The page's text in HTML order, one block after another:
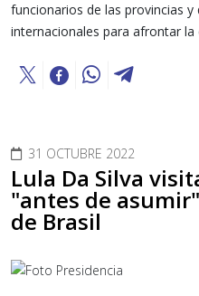
funcionarios de las provincias
internacionales para afrontar la
31 OCTUBRE 2022
Lula Da Silva
"antes de
de Brasil